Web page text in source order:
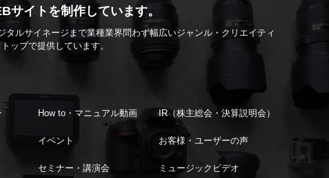
サイトを制作しています。
ルサイネージまで業種業界問わず幅広いジャンル・クリエイティ
ップで提供しています。
How to・マニュアル動画 IR（株主総会・決算説明会）
イベント お客様・ユーザーの声
セミナー・講演会 ミュージックビデオ